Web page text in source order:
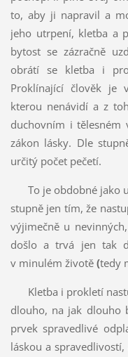
to, aby ji napravil a
jeho utrpení, kletba a
bytost se zázračně
obrátí se kletba i
Proklínající člověk je
kterou nenávidí a z
duchovním i tělesném
zákon lásky. Dle
určitý počet pečetí.
To je obdobné jako
stupně jen tím, že
výjimečně u
došlo a trvá jen tak
v minulém životě(tedy
Kletba i prokletí
dlouho, na jak dlouho
prvek spravedlivé
láskou a